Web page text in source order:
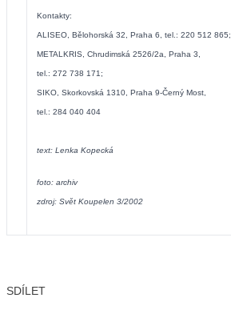
Kontakty:
ALISEO, Bělohorská 32, Praha 6, tel.: 220 512 865;
METALKRIS, Chrudimská 2526/2a, Praha 3,
tel.: 272 738 171;
SIKO, Skorkovská 1310, Praha 9-Černý Most,
tel.: 284 040 404
text: Lenka Kopecká
foto: archiv
zdroj: Svět Koupelen 3/2002
SDÍLET